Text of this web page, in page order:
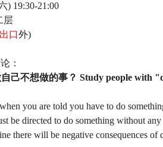
) 19:30-21:00
层
出口外)
：
己不想做的事？ Study people with
you are told you have to do
be directed to do something without
there will be negative consequences of